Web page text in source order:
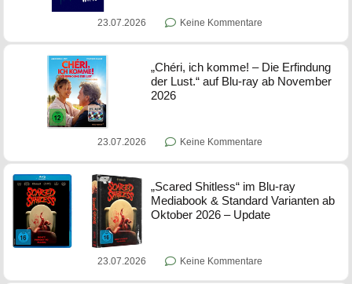
23.07.2026 Keine Kommentare
„Chéri, ich komme! – Die Erfindung
der Lust.“ auf Blu-ray ab November
2026
23.07.2026 Keine Kommentare
„Scared Shitless“ im Blu-ray
Mediabook & Standard Varianten ab
Oktober 2026 – Update
23.07.2026 Keine Kommentare